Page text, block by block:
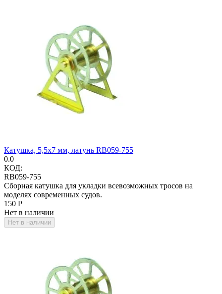
Катушка, 5,5х7 мм, латунь RB059-755
0.0
КОД:
RB059-755
Сборная катушка для укладки всевозможных тросов на
моделях современных судов.
‍150‍ Р
Нет в наличии
Нет в наличии